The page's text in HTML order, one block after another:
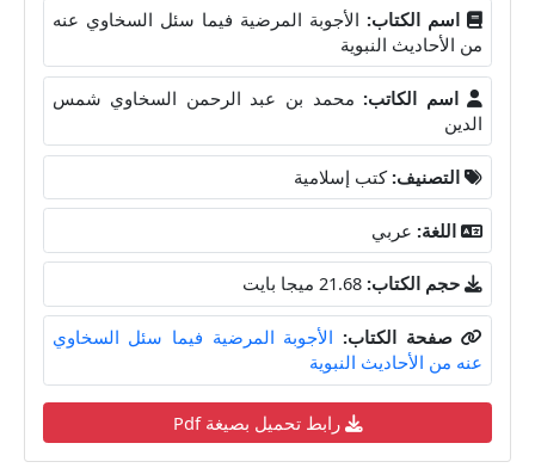
اسم الكتاب: الأجوبة المرضية فيما سئل السخاوي عنه
من الأحاديث النبوية
اسم الكاتب: محمد بن عبد الرحمن السخاوي شمس
الدين
التصنيف: كتب إسلامية
اللغة: عربي
حجم الكتاب: 21.68 ميجا بايت
صفحة الكتاب: الأجوبة المرضية فيما سئل السخاوي
عنه من الأحاديث النبوية
رابط تحميل بصيغة Pdf